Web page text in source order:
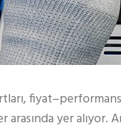
arasında yer